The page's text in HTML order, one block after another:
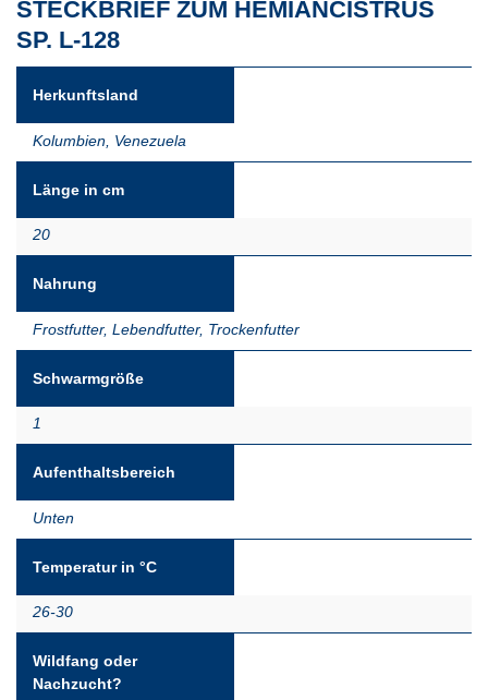
STECKBRIEF ZUM HEMIANCISTRUS
SP. L-128
Herkunftsland
Kolumbien Venezuela
Länge in cm
20
Nahrung
Frostfutter, Lebendfutter, Trockenfutter
Schwarmgröße
1
Aufenthaltsbereich
Unten
Temperatur in °C
26-30
Wildfang oder
Nachzucht?